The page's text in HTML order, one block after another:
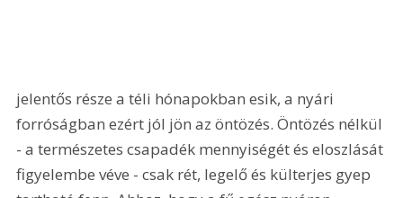
jelentős része a téli hónapokban esik, a nyári
forróságban ezért jól jön az öntözés. Öntözés nélkül
- a természetes csapadék mennyiségét és eloszlását
figyelembe véve - csak rét, legelő és külterjes gyep